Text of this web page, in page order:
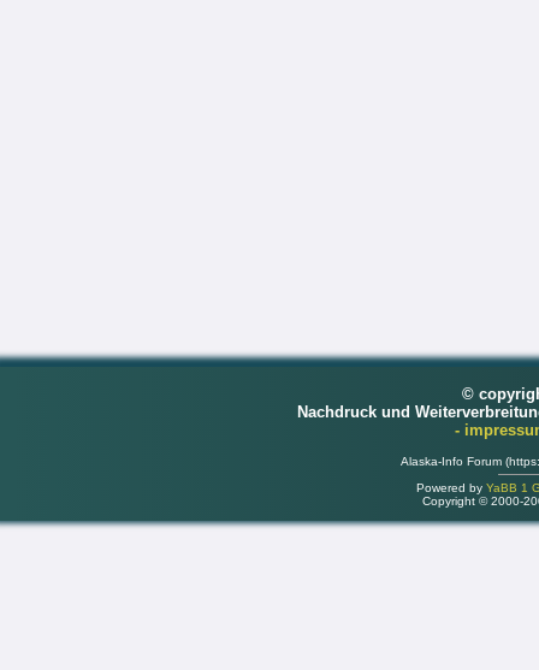
©
Nachdruck und
-
Alaska-Info Forum
Powered by YaBB 1
Copyright © 2000-